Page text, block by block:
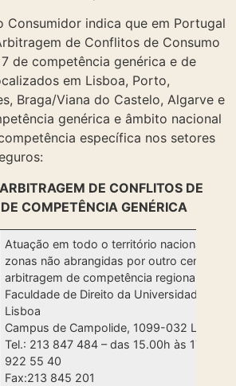
Consumidor indica que em Portugal
de Conflitos de Consumo
de competência genérica e de
em Lisboa, Porto,
Braga/Viana do Castelo, Algarve e
genérica e âmbito nacional
específica nos setores
DE CONFLITOS DE
COMPETÊNCIA GENÉRICA
Atuação em todo o território nacional, nas
zonas não abrangidas por outro centro de
arbitragem de competência regional
Faculdade de Direito da Universidade
Lisboa
Campus de Campolide, 1099-032 Lisboa
Tel.: 213 847 484 – das 15.00h às 17.00h /
922 55 40
Fax:213 845 201